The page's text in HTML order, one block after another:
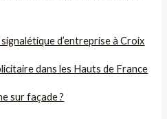
d’entreprise à Croix
dans les Hauts de France
sur façade ?